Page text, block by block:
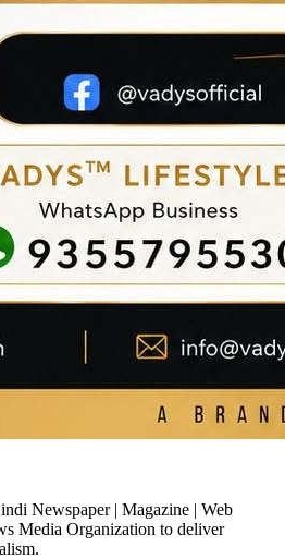
Newspaper | Magazine | Web
Media Organization to deliver